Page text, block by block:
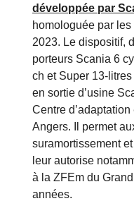
développée par
homologuée par
2023. Le dispositif,
porteurs Scania 6
ch et Super 13-
en sortie d’usine
Centre
Angers. Il permet
suramortissement
leur autorise
à la ZFEm du
années.